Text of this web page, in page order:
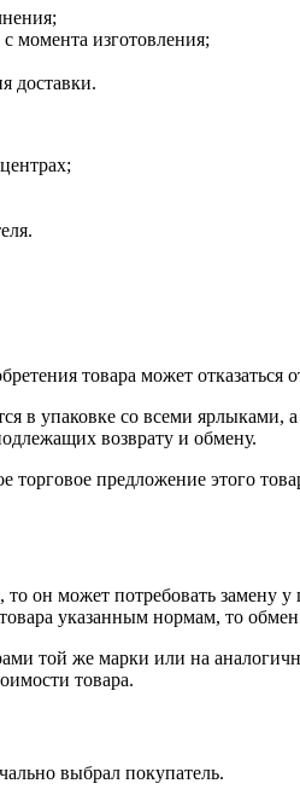
момента изготовления;
доставки.
товара может отказаться
в упаковке со всеми ярлыками,
возврату и обмену.
торговое предложение этого
он может потребовать
указанным нормам, то
той же марки или на
товара.
выбрал покупатель.